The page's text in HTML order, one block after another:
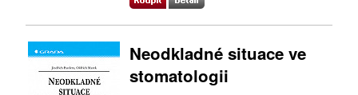
Neodkladné situace ve
stomatologii